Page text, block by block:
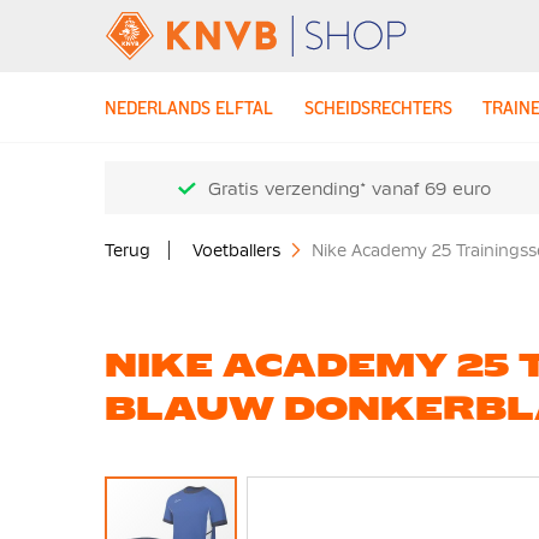
NEDERLANDS ELFTAL SCHEIDSRECHTERS
Gratis verzending* vanaf 69 euro
Terug Voetballers Nike Academy 25
NIKE ACADEMY 25
BLAUW
Ga